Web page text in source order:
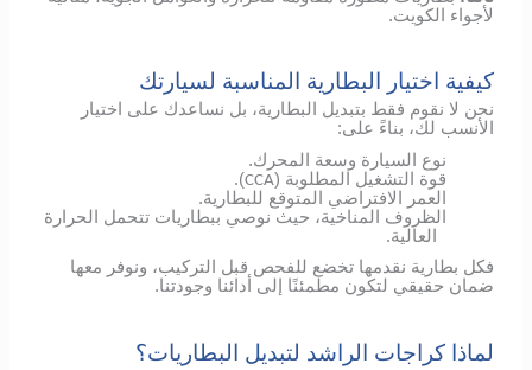
لأجواء الكويت.
كيفية اختيار البطارية المناسبة لسيارتك
نحن لا نقوم فقط بتبديل البطارية، بل نساعدك على اختيار
الأنسب لك، بناءً على:
نوع السيارة وسعة المحرك.
قوة التشغيل المطلوبة (CCA
).
العمر الافتراضي المتوقع للبطارية.
الظروف المناخية، حيث نوصي ببطاريات تتحمل الحرارة
العالية.
فكل بطارية نقدمها تخضع للفحص قبل التركيب، ونوفر معها
ضمان حقيقي لتكون مطمئنًا إلى أدائنا وجودتنا.
لماذا كراجات الراشد لتبديل البطاريات؟